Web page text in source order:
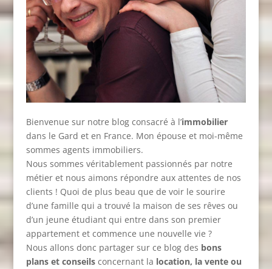
Bienvenue sur notre blog consacré à l’immobilier
dans le Gard et en France. Mon épouse et moi-même
sommes agents immobiliers.
Nous sommes véritablement passionnés par notre
métier et nous aimons répondre aux attentes de nos
clients ! Quoi de plus beau que de voir le sourire
d’une famille qui a trouvé la maison de ses rêves ou
d’un jeune étudiant qui entre dans son premier
appartement et commence une nouvelle vie ?
Nous allons donc partager sur ce blog des bons
plans et conseilsconcernant la location, la vente ou